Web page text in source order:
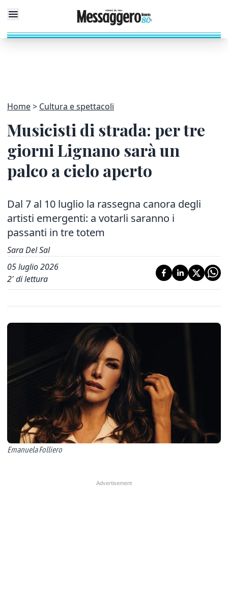
Home Cultura e spettacoli
Musicisti di strada: per tre
giorni Lignano sarà un
palco a cielo aperto
Dal 7 al 10 luglio la rassegna canora degli
artisti emergenti: a votarli saranno i
passanti in tre totem
Sara Del Sal
05 luglio 2026
2' di lettura
Emanuela Folliero